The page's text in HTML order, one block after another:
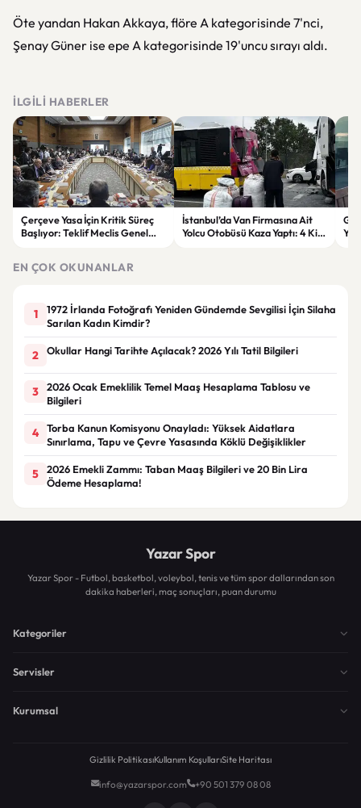
Öte yandan Hakan Akkaya, flöre A kategorisinde 7'nci,
Şenay Güner ise epe A kategorisinde 19'uncu sırayı aldı.
İLGILI HABERLER
Çerçeve Yasa İçin Kritik Süreç
Başlıyor: Teklif Meclis Genel
İstanbul’da Van Firmasına Ait
Yolcu Otobüsü Kaza Yaptı: 4 Kişi
EN ÇOK OKUNANLAR
1
1972 İrlanda Fotoğrafı Yeniden Gündemde Sevgilisi İçin Silaha
Sarılan Kadın Kimdir?
2 Okullar Hangi Tarihte Açılacak? 2026 Yılı Tatil Bilgileri
3
2026 Ocak Emeklilik Temel Maaş Hesaplama Tablosu ve
Bilgileri
4
Torba Kanun Komisyonu Onayladı: Yüksek Aidatlara
Sınırlama, Tapu ve Çevre Yasasında Köklü Değişiklikler
5
2026 Emekli Zammı: Taban Maaş Bilgileri ve 20 Bin Lira
Ödeme Hesaplama!
Yazar Spor
Yazar Spor - Futbol, basketbol, voleybol, tenis ve tüm spor dallarından son
dakika haberleri, maç sonuçları, puan durumu
Kategoriler
Servisler
Kurumsal
Gizlilik PolitikasıKullanım KoşullarıSite Haritası
info@yazarspor.com +90 501 379 08 08